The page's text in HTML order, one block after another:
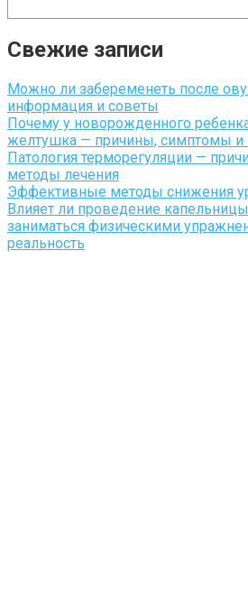
Свежие записи
Можно ли забеременеть после
информация и советы
Почему у новорожденного
желтушка — причины, симптомы и
Патология терморегуляции —
методы лечения
Эффективные методы снижения
Влияет ли проведение
заниматься физическими
реальность